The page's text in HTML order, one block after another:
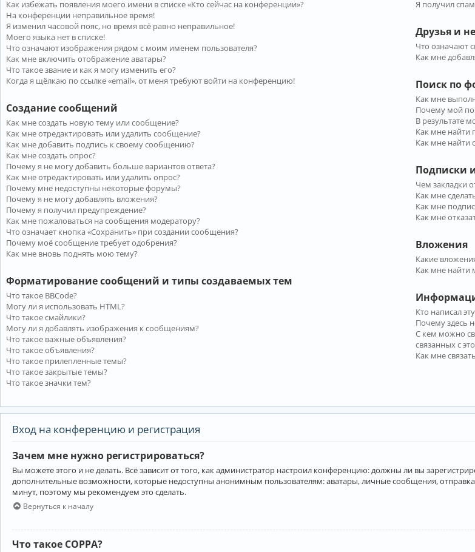
Как избежать появления моего имени в списке «Кто сейчас на конференции»?
На конференции неправильное время!
Я изменил часовой пояс, но время всё равно неправильное!
Моего языка нет в списке!
Что означают изображения рядом с моим именем пользователя?
Как мне включить отображение аватары?
Что такое звание и как я могу изменить его?
Когда я щёлкаю по ссылке «email», от меня требуют войти на конференцию!
Создание сообщений
Как мне создать новую тему или сообщение?
Как мне отредактировать или удалить сообщение?
Как мне добавить подпись к своему сообщению?
Как мне создать опрос?
Почему я не могу добавить больше вариантов ответа?
Как мне отредактировать или удалить опрос?
Почему мне недоступны некоторые форумы?
Почему я не могу добавлять вложения?
Почему я получил предупреждение?
Как мне пожаловаться на сообщения модератору?
Что означает кнопка «Сохранить» при создании сообщения?
Почему моё сообщение требует одобрения?
Как мне вновь поднять мою тему?
Форматирование сообщений и типы создаваемых тем
Что такое BBCode?
Могу ли я использовать HTML?
Что такое смайлики?
Могу ли я добавлять изображения к сообщениям?
Что такое важные объявления?
Что такое объявления?
Что такое прилепленные темы?
Что такое закрытые темы?
Что такое значки тем?
Я получил
Друзья и
Что означают
Как мне
Поиск по
Как мне
Почему мой
В результате
Как мне найти
Как мне найти
Подписки
Чем закладки
Как мне
Как мне
Как мне
Вложения
Какие
Как мне найти
Кто написал
Почему здесь
С кем можно
связанных с
Как мне
Вход на конференцию и регистрация
Зачем мне нужно регистрироваться?
Вы можете этого и не делать. Всё зависит от того, как администратор настроил конференцию: должны ли вы
дополнительные возможности, которые недоступны анонимным пользователям: аватары, личные сообщения, отправка
минут, поэтому мы рекомендуем это сделать.
Вернуться к началу
Что такое COPPA?